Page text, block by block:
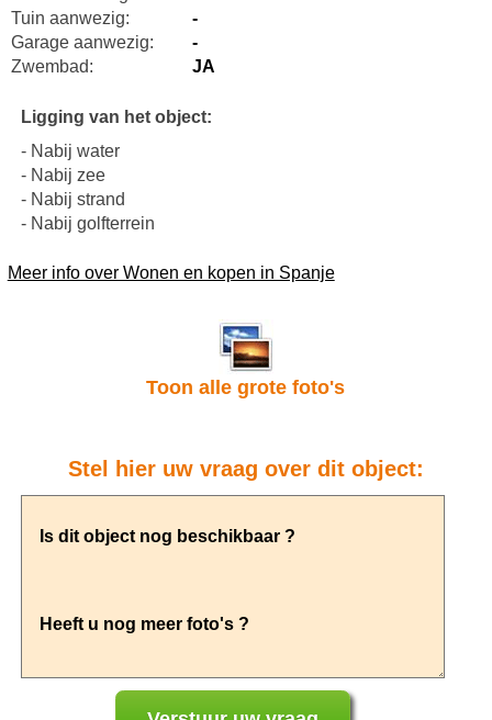
Tuin aanwezig:
-
Garage aanwezig:
-
Zwembad:
JA
Ligging van het object:
- Nabij water
- Nabij zee
- Nabij strand
- Nabij golfterrein
Meer info over Wonen en kopen in Spanje
Toon alle grote foto's
Stel hier uw vraag over dit object: